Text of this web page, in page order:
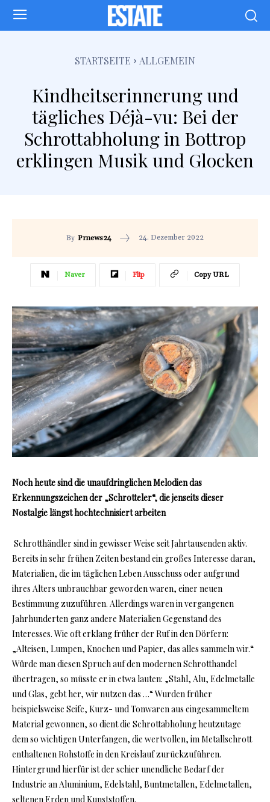
STARTSEITE ALLGEMEIN
Kindheitserinnerung und
tägliches Déjà-vu: Bei der
Schrottabholung in Bottrop
erklingen Musik und Glocken
By Prnews24 24. Dezember 2022
Naver Flip Copy URL
Noch heute sind die unaufdringlichen Melodien das
Erkennungszeichen der „Schrotteler“, die jenseits dieser
Nostalgie längst hochtechnisiert arbeiten
Schrotthändler sind in gewisser Weise seit Jahrtausenden aktiv.
Bereits in sehr frühen Zeiten bestand ein großes Interesse daran,
Materialien, die im täglichen Leben Ausschuss oder aufgrund
ihres Alters unbrauchbar geworden waren, einer neuen
Bestimmung zuzuführen. Allerdings waren in vergangenen
Jahrhunderten ganz andere Materialien Gegenstand des
Interesses. Wie oft erklang früher der Ruf in den Dörfern:
„Alteisen, Lumpen, Knochen und Papier, das alles sammeln wir.“
Würde man diesen Spruch auf den modernen Schrotthandel
übertragen, so müsste er in etwa lauten: „Stahl, Alu, Edelmetalle
und Glas, gebt her, wir nutzen das …“ Wurden früher
beispielsweise Seife, Kurz- und Tonwaren aus eingesammeltem
Material gewonnen, so dient die Schrottabholung heutzutage
dem so wichtigen Unterfangen, die wertvollen, im Metallschrott
enthaltenen Rohstoffe in den Kreislauf zurückzuführen.
Hintergrund hierfür ist der schier unendliche Bedarf der
Industrie an Aluminium, Edelstahl, Buntmetallen, Edelmetallen,
seltenen Erden und Kunststoffen.